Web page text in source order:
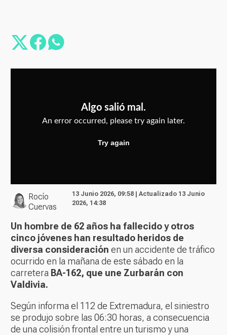
Rocío
Cuervas
13 Junio 2026, 09:58 | Actualizado 13 Junio
2026, 14:38
Un hombre de 62 años ha fallecido y otros
cinco jóvenes han resultado heridos de
diversa consideración en un accidente de tráfico
ocurrido en la mañana de este sábado en la
carretera BA-162, que une Zurbarán con
Valdivia.
Según informa el 112 de Extremadura, el siniestro
se produjo sobre las 06:30 horas, a consecuencia
de una colisión frontal entre un turismo y una